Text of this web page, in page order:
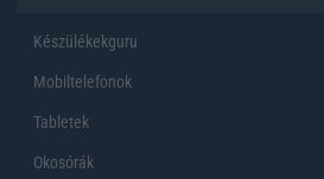
Készülékekguru
Mobiltelefonok
Tabletek
Okosórák